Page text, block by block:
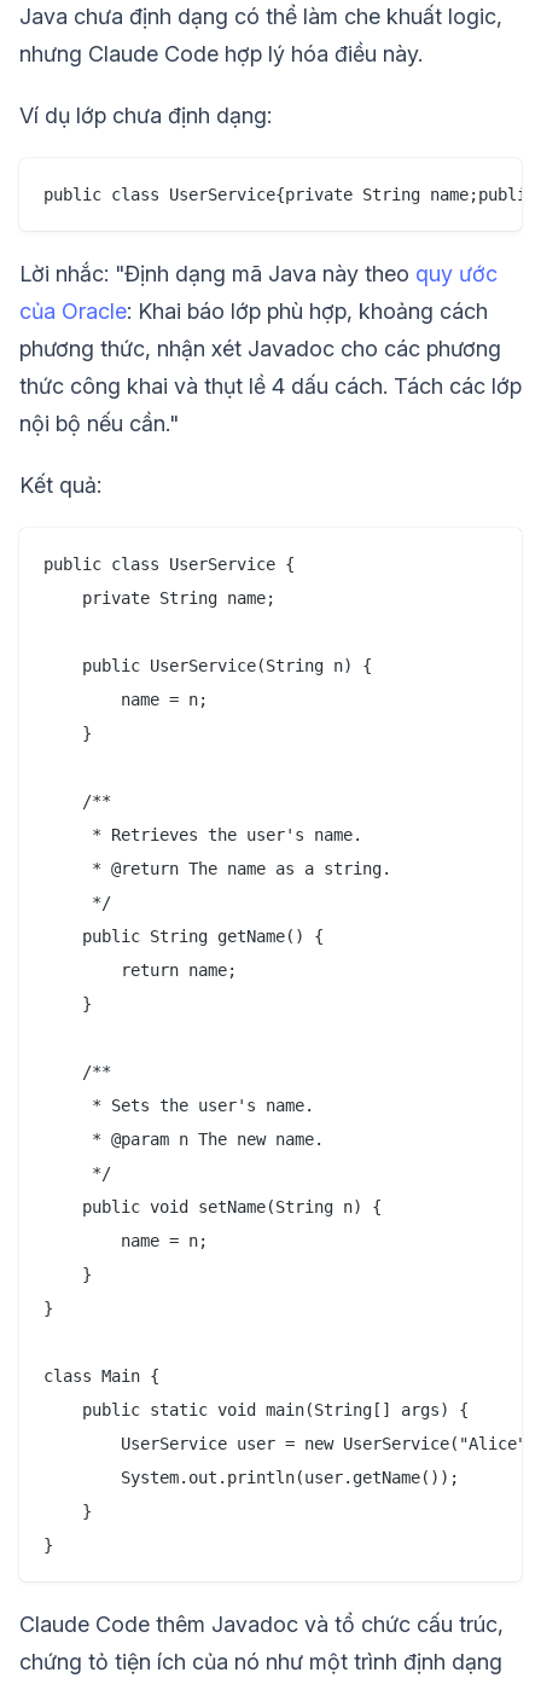
Java chưa định dạng có thể làm che khuất logic,
nhưng Claude Code hợp lý hóa điều này.
Ví dụ lớp chưa định dạng:
Lời nhắc: "Định dạng mã Java này theo quy ước
của Oracle: Khai báo lớp phù hợp, khoảng cách
phương thức, nhận xét Javadoc cho các phương
thức công khai và thụt lề 4 dấu cách. Tách các lớp
nội bộ nếu cần."
Kết quả:
public class UserService {
    private String name;
    public UserService(String n) {
        name = n;
    }
    /**
     * Retrieves the user's name.
     * @return The name as a string.
     */
    public String getName() {
        return name;
    }
    /**
     * Sets the user's name.
     * @param n The new name.
     */
    public void setName(String n) {
        name = n;
    }
}
class Main {
    public static void main(String[] args) {
UserService user = new
        System.out.println(user.getName());
    }
Claude Code thêm Javadoc và tổ chức cấu trúc,
chứng tỏ tiện ích của nó như một trình định dạng